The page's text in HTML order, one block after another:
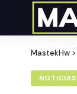
MastekHw >
NOTICIAS